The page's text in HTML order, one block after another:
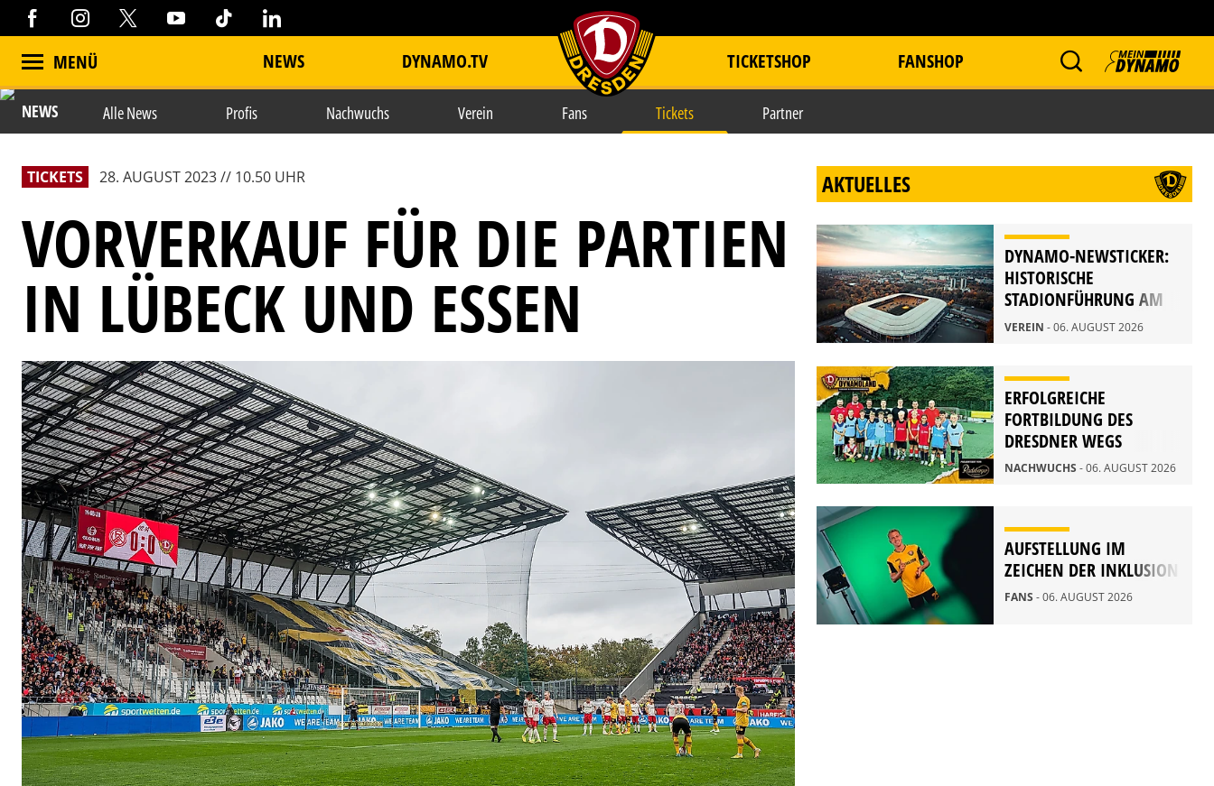
MENÜ NEWS DYNAMO.TV item.title TICKETSHOP FANSHOP
NEWS Alle News Profis Nachwuchs Verein Fans Tickets Partner
TICKETS 28. AUGUST 2023 // 10.50 UHR
VORVERKAUF FÜR DIE PARTIEN
IN LÜBECK UND ESSEN
AKTUELLES
DYNAMO-NEWSTICKER:
HISTORISCHE
STADIONFÜHRUNG AM
21. AUGUST
VEREIN - 06. AUGUST 2026
ERFOLGREICHE
FORTBILDUNG DES
DRESDNER WEGS
NACHWUCHS - 06. AUGUST 2026
AUFSTELLUNG IM
ZEICHEN DER INKLUSION
FANS - 06. AUGUST 2026